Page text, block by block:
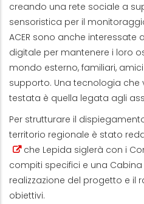
creando una rete sociale a
sensoristica per il
ACER sono anche interessate
digitale per mantenere i loro
mondo esterno, familiari,
supporto. Una tecnologia
testata è quella legata agli
Per strutturare il
territorio regionale è stato
che Lepida siglerà con i
compiti specifici e una
realizzazione del progetto e il
obiettivi.